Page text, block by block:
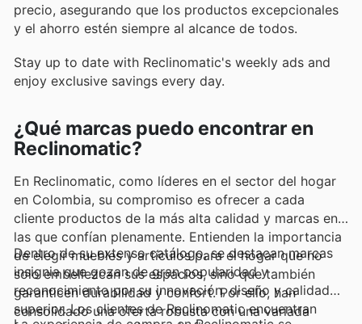
precio, asegurando que los productos excepcionales
y el ahorro estén siempre al alcance de todos.
Stay up to date with Reclinomatic's weekly ads and
enjoy exclusive savings every day.
¿Qué marcas puedo encontrar en
Reclinomatic?
En Reclinomatic, como líderes en el sector del hogar
en Colombia, su compromiso es ofrecer a cada
cliente productos de la más alta calidad y marcas en
las que confían plenamente. Entienden la importancia
de elegir muebles y artículos para el hogar que no
solo embellezcan sus espacios, sino que también
garanticen durabilidad y confort. Por ello, han
consolidado una oferta robusta con una variada
Dentro de su extenso catálogo, se destacan marcas
insignia que gozan de gran popularidad y
reconocimiento por su innovación, diseño y calidad
superior. Los clientes de Reclinomatic encuentran